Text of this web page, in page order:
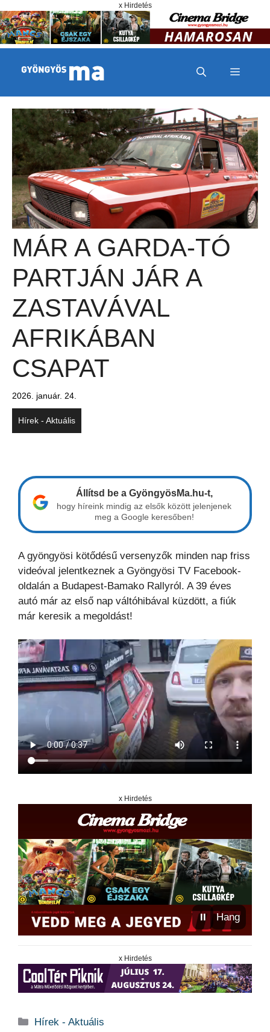
x Hirdetés
MENÜ
MÁR A GARDA-TÓ
PARTJÁN JÁR A
ZASTAVÁVAL
AFRIKÁBAN
CSAPAT
2026. január. 24.
Hírek - Aktuális
Állítsd be a GyöngyösMa.hu-t,
hogy híreink mindig az elsők között jelenjenek
meg a Google keresőben!
A gyöngyösi kötődésű versenyzők minden nap friss
videóval jelentkeznek a Gyöngyösi TV Facebook-
oldalán a Budapest-Bamako Rallyról. A 39 éves
autó már az első nap váltóhibával küzdött, a fiúk
már keresik a megoldást!
x Hirdetés
⏸ Hang
x Hirdetés
Kategória
Hírek - Aktuális